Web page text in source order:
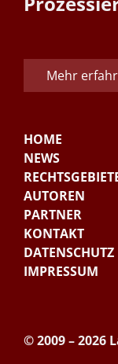
Mehr
HOME
NEWS
AUTOREN
PARTNER
KONTAKT
DATENSCHUTZ
IMPRESSUM
© 2009 – 2026